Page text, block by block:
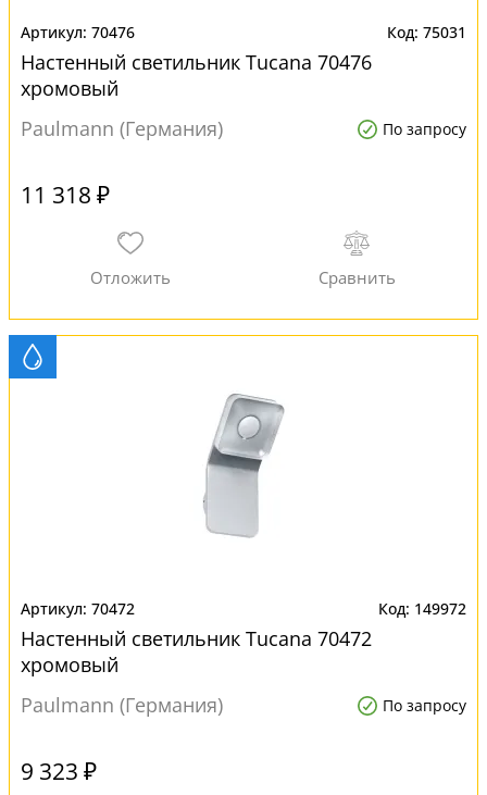
70476 75031
Настенный светильник Tucana 70476
хромовый
Paulmann (Германия)
По запросу
11 318 ₽
70472 149972
Настенный светильник Tucana 70472
хромовый
Paulmann (Германия)
По запросу
9 323 ₽